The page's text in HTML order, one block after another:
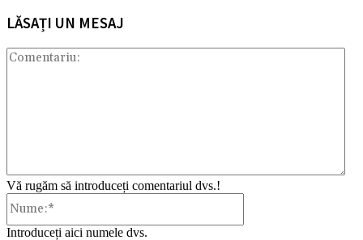
LĂSAȚI UN MESAJ
Vă rugăm să introduceți comentariul dvs.!
Introduceți aici numele dvs.